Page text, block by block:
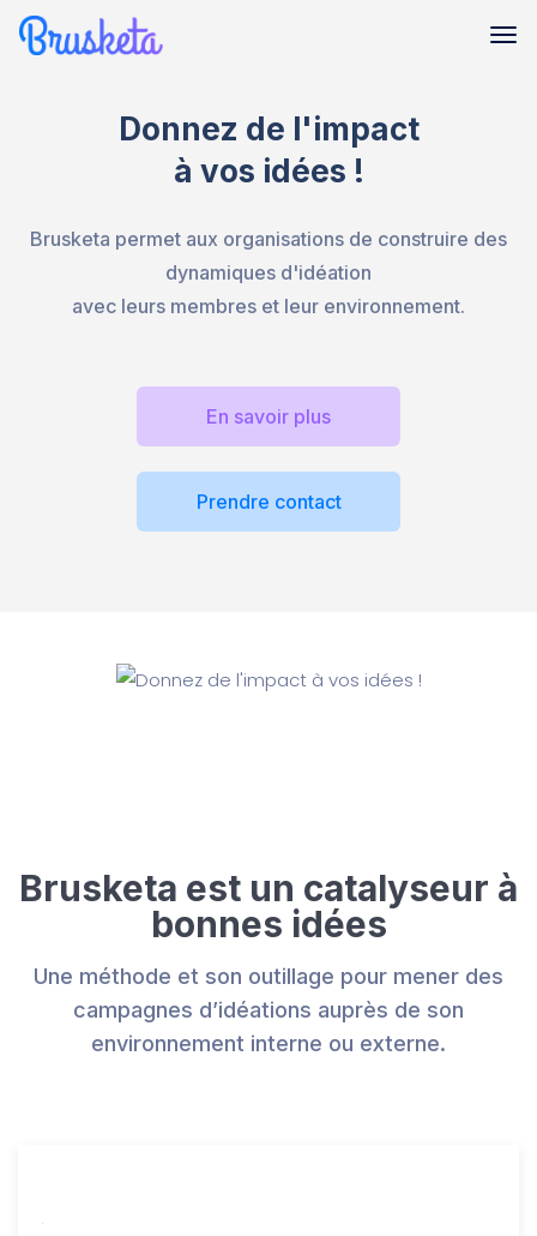
Donnez de l'impact
à vos idées !
Brusketa permet aux organisations de construire des
dynamiques d'idéation
avec leurs membres et leur environnement.
En savoir plus
Prendre contact
Brusketa est un catalyseur à
bonnes idées
Une méthode et son outillage pour mener des
campagnes d’idéations auprès de son
environnement interne ou externe.